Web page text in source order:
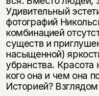
Удивительный
фотографий
комбинацией
существ и
насыщенной)
убранства. Красота
кого она и чем она
Историей?